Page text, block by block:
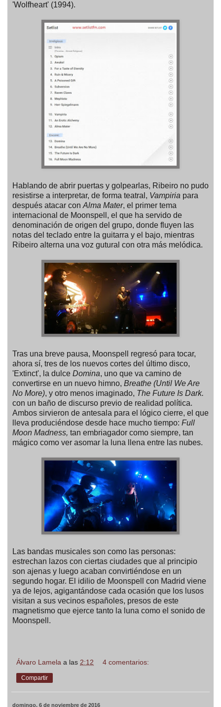
'Wolfheart' (1994).
Hablando de abrir puertas y golpearlas, Ribeiro no pudo
resistirse a interpretar, de forma teatral, Vampiria para
después atacar con Alma Mater, el primer tema
internacional de Moonspell, el que ha servido de
denominación de origen del grupo, donde fluyen las
notas del teclado entre la guitarra y el bajo, mientras
Ribeiro alterna una voz gutural con otra más melódica.
Tras una breve pausa, Moonspell regresó para tocar,
ahora sí, tres de los nuevos cortes del último disco,
'Extinct', la dulce Domina, uno que va camino de
convertirse en un nuevo himno, Breathe (Until We Are
No More), y otro menos imaginado, The Future Is Dark.
con un baño de discurso previo de realidad política.
Ambos sirvieron de antesala para el lógico cierre, el que
lleva produciéndose desde hace mucho tiempo: Full
Moon Madness, tan embriagador como siempre, tan
mágico como ver asomar la luna llena entre las nubes.
Las bandas musicales son como las personas:
estrechan lazos con ciertas ciudades que al principio
son ajenas y luego acaban convirtiéndose en un
segundo hogar. El idilio de Moonspell con Madrid viene
ya de lejos, agigantándose cada ocasión que los lusos
visitan a sus vecinos españoles, presos de este
magnetismo que ejerce tanto la luna como el sonido de
Moonspell.
Álvaro Lamela a las 2:12 4 comentarios:
Compartir
domingo, 6 de noviembre de 2016